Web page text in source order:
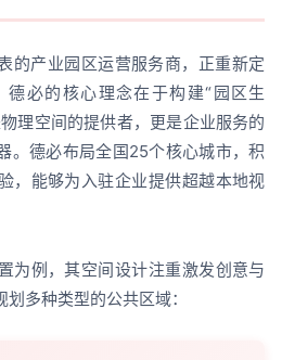
的产业园区运营服务商，正重新定
必的核心理念在于构建“园区生
理空间的提供者，更是企业服务的
。德必布局全国25个核心城市，积
，能够为入驻企业提供超越本地视
为例，其空间设计注重激发创意与
多种类型的公共区域：